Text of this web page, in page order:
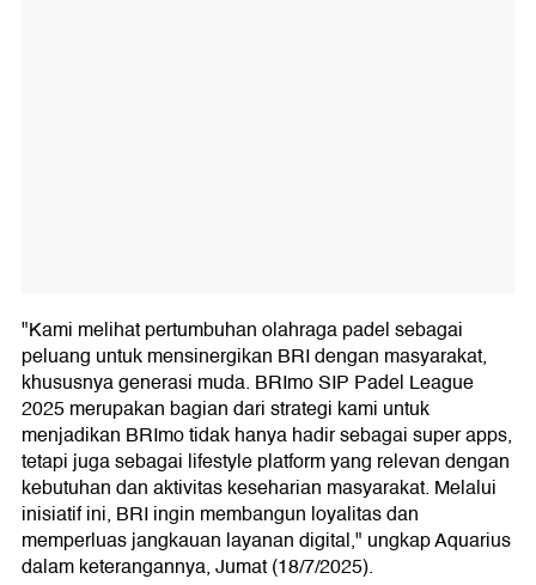
"Kami melihat pertumbuhan olahraga padel sebagai
peluang untuk mensinergikan BRI dengan masyarakat,
khususnya generasi muda. BRImo SIP Padel League
2025 merupakan bagian dari strategi kami untuk
menjadikan BRImo tidak hanya hadir sebagai super apps,
tetapi juga sebagai lifestyle platform yang relevan dengan
kebutuhan dan aktivitas keseharian masyarakat. Melalui
inisiatif ini, BRI ingin membangun loyalitas dan
memperluas jangkauan layanan digital," ungkap Aquarius
dalam keterangannya, Jumat (18/7/2025).